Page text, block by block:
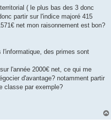
( le plus bas des 3 donc
partir sur l'indice majoré 415
net mon raisonnement est bon?
des primes sont
l'année 2000€ net, ce qui me
d'avantage? notamment partir
classe par exemple?